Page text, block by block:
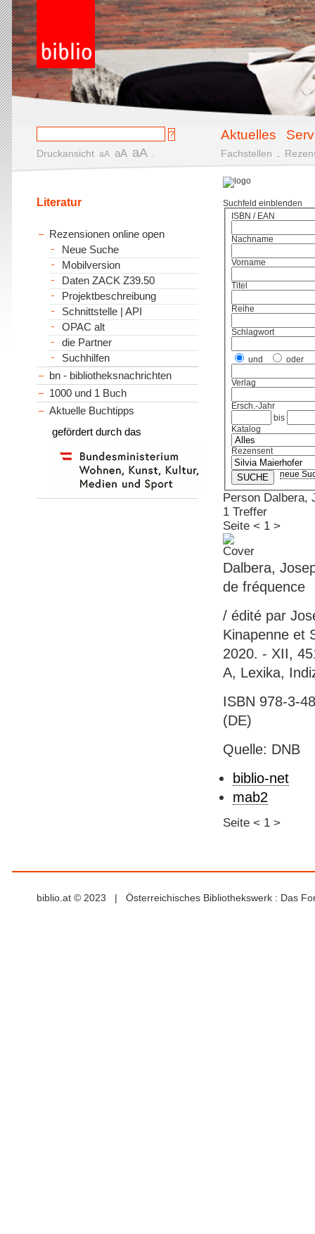
Aktuelles
Druckansicht aA aA aA Fachstellen
Suchfeld einblenden
ISBN / EAN
Nachname
Vorname
Titel
Reihe
Schlagwort
und oder
Verlag
Ersch.-Jahr
bis
Katalog
Rezensent
neue
Person Dalbera,
1 Treffer
Seite < 1 >
Dalbera,
de fréquence
/ édité par
Kinapenne et
2020. - XII,
A, Lexika,
ISBN 978-3-
(DE)
Quelle: DNB
biblio-net
mab2
Seite < 1 >
Literatur
Rezensionen online open
Neue Suche
Mobilversion
Daten ZACK Z39.50
Projektbeschreibung
Schnittstelle | API
OPAC alt
die Partner
Suchhilfen
bn - bibliotheksnachrichten
1000 und 1 Buch
Aktuelle Buchtipps
gefördert durch das
biblio.at © 2023 | Österreichisches Bibliothekswerk : Das